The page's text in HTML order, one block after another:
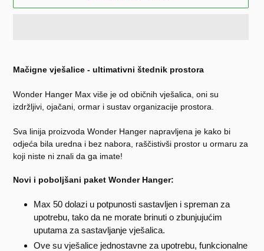
Mačigne vješalice - ultimativni štednik prostora
Wonder Hanger Max više je od običnih vješalica, oni su
izdržljivi, ojačani, ormar i sustav organizacije prostora.
Sva linija proizvoda Wonder Hanger napravljena je kako bi
odjeća bila uredna i bez nabora, raščistivši prostor u ormaru za
koji niste ni znali da ga imate!
Novi i poboljšani paket Wonder Hanger:
Max 50 dolazi u potpunosti sastavljen i spreman za
upotrebu, tako da ne morate brinuti o zbunjujućim
uputama za sastavljanje vješalica.
Ove su vješalice jednostavne za upotrebu, funkcionalne